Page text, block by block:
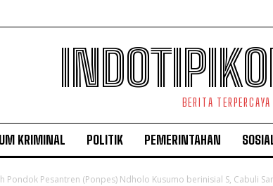
BERITA TERPERCAYA
KRIMINAL POLITIK PEMERINTAHAN
Pondok Pesantren (Ponpes) Ndholo Kusumo berinisial S, Cabuli